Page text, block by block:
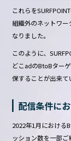
これらを
組織外のネットワー
なりました。
このように、
どこadのBtoBター
保することが出来て
配信条件に
2022年1月における
ッション数を一部ご